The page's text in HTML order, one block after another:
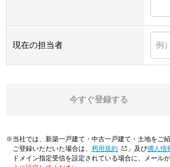
現在の担当者
今すぐ登録する
※当社では、新築一戸建て・中古一戸建て・土地をご紹
ご登録いただいた場合は、「利用規約 」及び「個人情
ドメイン指定受信を設定されている場合に、メール